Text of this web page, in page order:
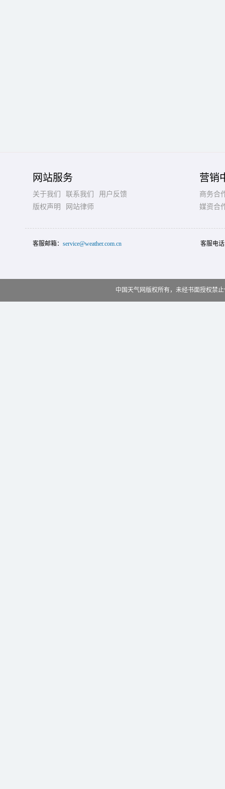
网站服务
关于我们 联系我们
用户反馈
版权声明
网站律师
营销
商务合
媒资合
客服邮箱： service@weather.com.cn 客服电
中国天气网版权所有，未经书面授权